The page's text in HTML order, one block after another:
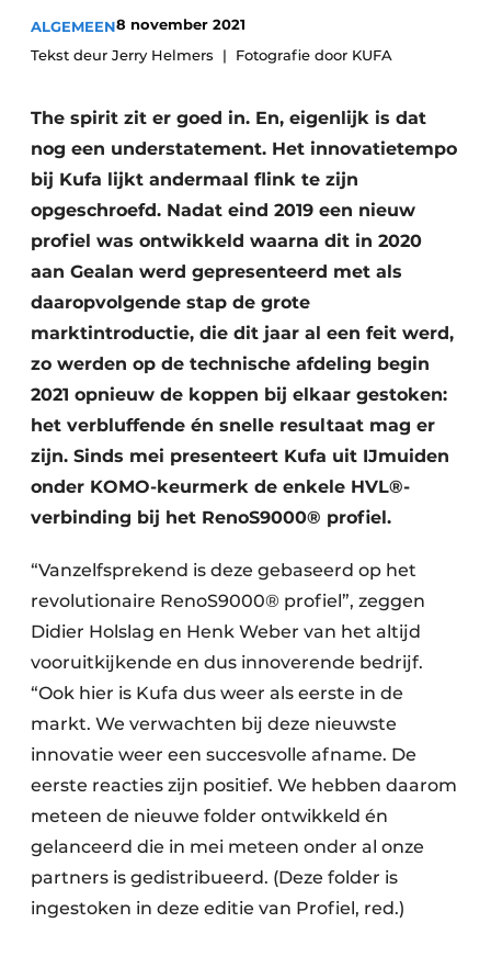
ALGEMEEN8 november 2021
Tekst deur Jerry Helmers
Fotografie door KUFA
The spirit zit er goed in. En, eigenlijk is dat
nog een understatement. Het innovatietempo
bij Kufa lijkt andermaal flink te zijn
opgeschroefd. Nadat eind 2019 een nieuw
profiel was ontwikkeld waarna dit in 2020
aan Gealan werd gepresenteerd met als
daaropvolgende stap de grote
marktintroductie, die dit jaar al een feit werd,
zo werden op de technische afdeling begin
2021 opnieuw de koppen bij elkaar gestoken:
het verbluffende én snelle resultaat mag er
zijn. Sinds mei presenteert Kufa uit IJmuiden
onder KOMO-keurmerk de enkele HVL®-
verbinding bij het RenoS9000® profiel.
“Vanzelfsprekend is deze gebaseerd op het
revolutionaire RenoS9000® profiel”, zeggen
Didier Holslag en Henk Weber van het altijd
vooruitkijkende en dus innoverende bedrijf.
“Ook hier is Kufa dus weer als eerste in de
markt. We verwachten bij deze nieuwste
innovatie weer een succesvolle afname. De
eerste reacties zijn positief. We hebben daarom
meteen de nieuwe folder ontwikkeld én
gelanceerd die in mei meteen onder al onze
partners is gedistribueerd. (Deze folder is
ingestoken in deze editie van Profiel, red.)